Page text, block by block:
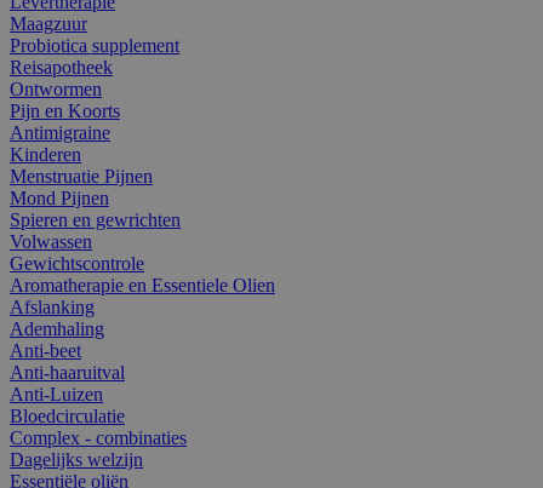
Maagzuur
Probiotica supplement
Reisapotheek
Ontwormen
Pijn en Koorts
Antimigraine
Kinderen
Menstruatie Pijnen
Mond Pijnen
Spieren en gewrichten
Volwassen
Gewichtscontrole
Aromatherapie en Essentiele Olien
Afslanking
Ademhaling
Anti-beet
Anti-haaruitval
Anti-Luizen
Bloedcirculatie
Complex - combinaties
Dagelijks welzijn
Essentiële oliën